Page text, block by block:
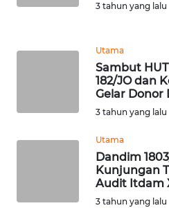
3 tahun yang lalu
Utama
Sambut
182/JO dan
Gelar Donor
3 tahun yang lalu
Utama
Dandim
Kunjungan
Audit Itdam
3 tahun yang lalu
NIAS